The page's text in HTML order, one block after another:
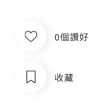
0個讚好
收藏